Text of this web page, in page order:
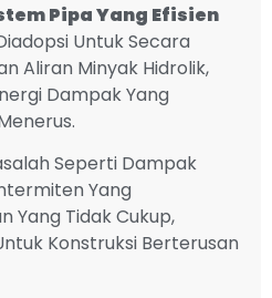
Pipa Yang Efisien
Untuk Secara
Aliran Minyak Hidrolik,
Dampak Yang
Seperti Dampak
Yang
Yang Tidak Cukup,
Konstruksi Berterusan